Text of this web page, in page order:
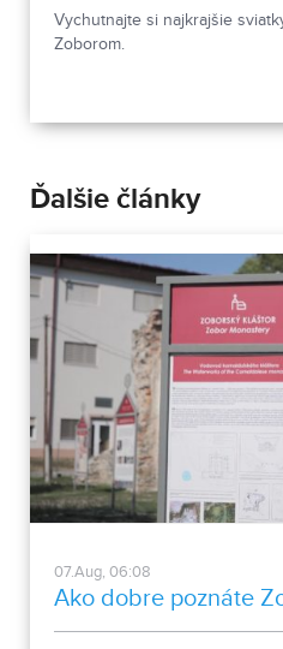
Vychutnajte si najkrajšie
Zoborom.
Ďalšie články
07.Aug, 06:08
Ako dobre poznáte